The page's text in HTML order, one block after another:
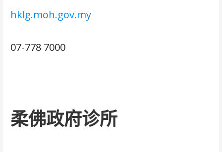
hklg.moh.gov.my
07-778 7000
柔佛政府诊所